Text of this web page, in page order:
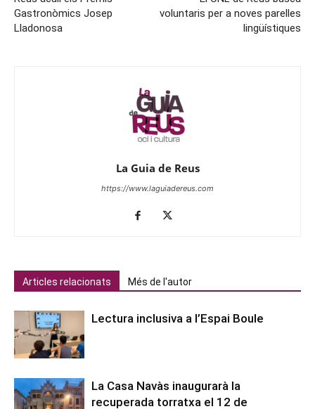
Gastronòmics Josep
Lladonosa
voluntaris per a noves parelles
lingüístiques
La Guia de Reus
https://www.laguiadereus.com
Articles relacionats Més de l'autor
Lectura inclusiva a l’Espai Boule
La Casa Navàs inaugurarà la
recuperada torratxa el 12 de